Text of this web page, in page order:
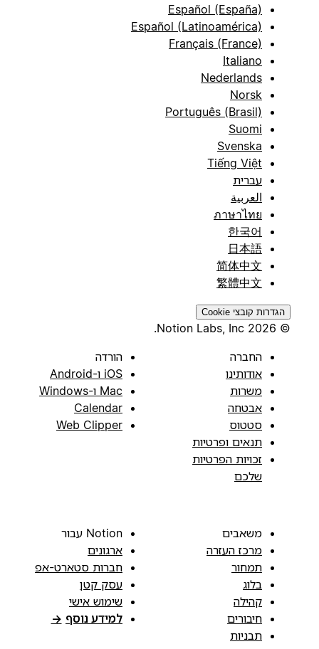
Español (España)
Español (Latinoamérica)
Français (France)
Italiano
Nederlands
Norsk
Português (Brasil)
Suomi
Svenska
Tiếng Việt
עברית
العربية
ภาษาไทย
한국어
日本語
简体中文
繁體中文
הגדרות קובצי Cookie
החברה
אודותינו
משרות
אבטחה
סטטוס
תנאים ופרטיות
זכויות הפרטיות
שלכם
הורדה
iOS ו-Android
Mac ו-Windows
Calendar
Web Clipper
משאבים
מרכז העזרה
תמחור
בלוג
קהילה
חיבורים
תבניות
Notion עבור
ארגונים
חברות סטארט-אפ
עסק קטן
שימוש אישי
למידע נוסף →